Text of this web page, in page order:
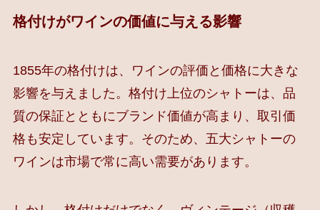
格付けがワインの価値に与える影響
1855年の格付けは、ワインの評価と価格に大きな
影響を与えました。格付け上位のシャトーは、品
質の保証とともにブランド価値が高まり、取引価
格も安定しています。そのため、五大シャトーの
ワインは市場で常に高い需要があります。